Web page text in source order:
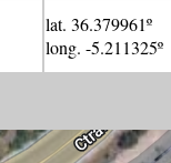
lat. 36.379961º
long. -5.211325º